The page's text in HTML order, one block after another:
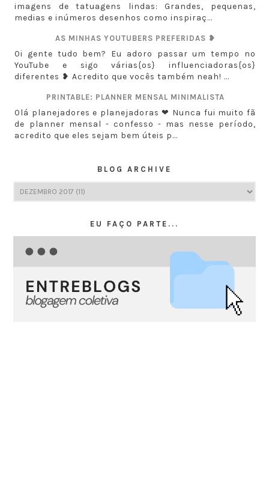
imagens de tatuagens lindas: Grandes, pequenas,
medias e inúmeros desenhos como inspiraç...
AS MINHAS YOUTUBERS PREFERIDAS ❥
Oi gente tudo bem? Eu adoro passar um tempo no
YouTube e sigo várias{os} influenciadoras{os}
diferentes ❥ Acredito que vocês também neah! ...
PRINTABLE: PLANNER MENSAL MINIMALISTA
Olá planejadores e planejadoras ❤ Nunca fui muito fã
de planner mensal - confesso - mas nesse período,
acredito que eles sejam bem úteis p...
BLOG ARCHIVE
EU FAÇO PARTE...